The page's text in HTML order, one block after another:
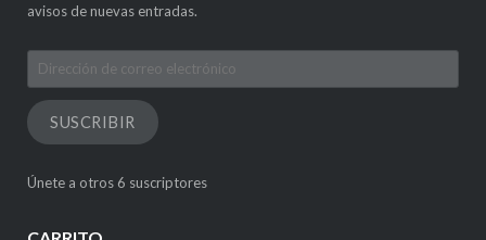
avisos de nuevas entradas.
Dirección
de
correo
electrónico
SUSCRIBIR
Únete a otros 6 suscriptores